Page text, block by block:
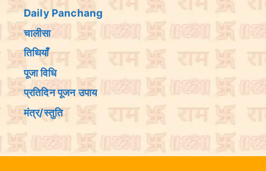
Daily Panchang
चालीसा
तिथियांँ
पूजा विधि
प्रतिदिन पूजन उपाय
मंत्र/स्तुति